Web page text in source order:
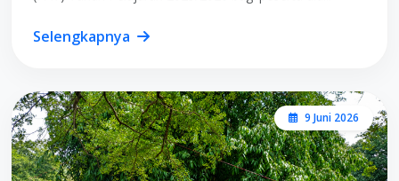
Selengkapnya
9 Juni 2026